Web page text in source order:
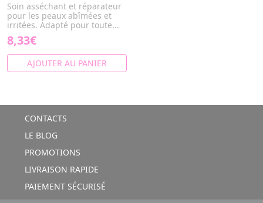
Soin asséchant et réparateur
pour les peaux abîmées et
irritées. Adapté pour toute...
8,33€
AJOUTER AU PANIER
CONTACTS
LE BLOG
PROMOTIONS
LIVRAISON RAPIDE
PAIEMENT SÉCURISÉ